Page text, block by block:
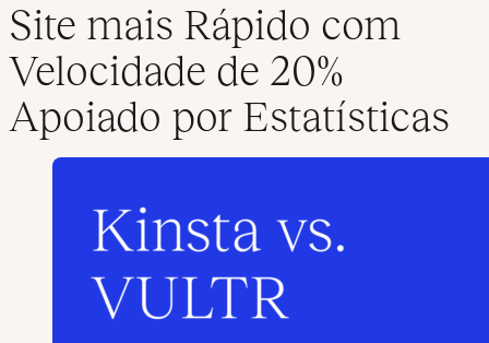
Site mais Rápido com
Velocidade de 20%
Apoiado por Estatísticas